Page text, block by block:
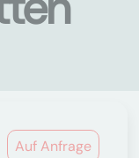
Auf Anfrage